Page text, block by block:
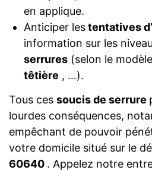
en applique.
Anticiper lestentatives
information sur les
serrures(selon le
têtière , …).
Tous ces soucis de serrure
lourdes conséquences,
empêchant de pouvoir
votre domicile situé sur le
60640 . Appelez notre